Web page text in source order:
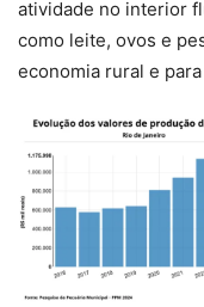
atividade no interior
como leite, ovos e
economia rural e